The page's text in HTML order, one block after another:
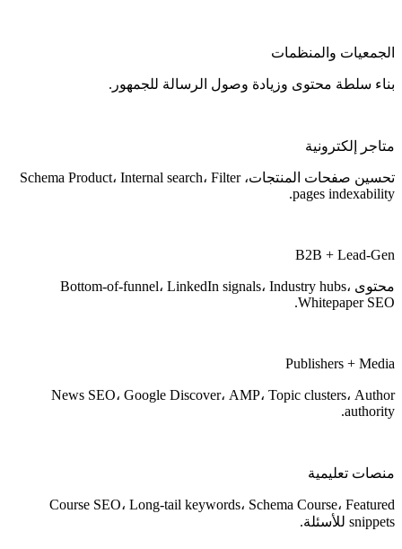
الجمعيات والمنظمات
بناء سلطة محتوى وزيادة وصول الرسالة للجمهور.
متاجر إلكترونية
تحسين صفحات المنتجات، Schema Product، Internal search، Filter
pages indexability.
B2B + Lead-Gen
محتوى Bottom-of-funnel، LinkedIn signals، Industry hubs،
Whitepaper SEO.
Publishers + Media
News SEO، Google Discover، AMP، Topic clusters، Author
authority.
منصات تعليمية
Course SEO، Long-tail keywords، Schema Course، Featured
snippets للأسئلة.